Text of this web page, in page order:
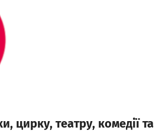
цирку, театру, комедії та